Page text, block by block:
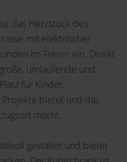
das Herzstück des
mit elektrischer
im Freien ein. Direkt
umlaufende und
für Kinder,
bietet und das
macht.
gestaltet und bietet